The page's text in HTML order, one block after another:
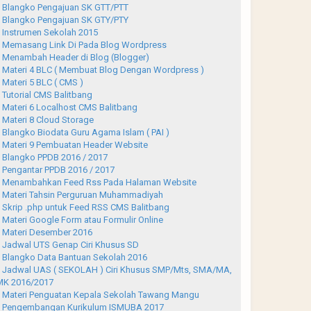
Blangko Pengajuan SK GTT/PTT
Blangko Pengajuan SK GTY/PTY
Instrumen Sekolah 2015
Memasang Link Di Pada Blog Wordpress
Menambah Header di Blog (Blogger)
Materi 4 BLC ( Membuat Blog Dengan Wordpress )
Materi 5 BLC ( CMS )
Tutorial CMS Balitbang
Materi 6 Localhost CMS Balitbang
Materi 8 Cloud Storage
Blangko Biodata Guru Agama Islam ( PAI )
Materi 9 Pembuatan Header Website
Blangko PPDB 2016 / 2017
Pengantar PPDB 2016 / 2017
Menambahkan Feed Rss Pada Halaman Website
Materi Tahsin Perguruan Muhammadiyah
Skrip .php untuk Feed RSS CMS Balitbang
Materi Google Form atau Formulir Online
Materi Desember 2016
Jadwal UTS Genap Ciri Khusus SD
Blangko Data Bantuan Sekolah 2016
Jadwal UAS ( SEKOLAH ) Ciri Khusus SMP/Mts, SMA/MA,
2016/2017
Materi Penguatan Kepala Sekolah Tawang Mangu
Pengembangan Kurikulum ISMUBA 2017